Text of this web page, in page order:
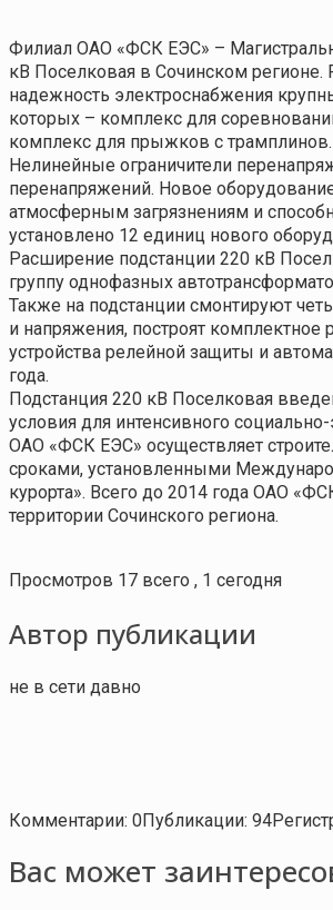
Филиал ОАО «ФСК ЕЭС» –
кВ Поселковая в Сочинском
надежность электроснабжения
которых – комплекс для
комплекс для прыжков с трамплинов.
Нелинейные ограничители
перенапряжений. Новое
атмосферным загрязнениям и
установлено 12 единиц нового
Расширение подстанции 220 кВ
группу однофазных
Также на подстанции смонтируют
и напряжения, построят
устройства релейной защиты и
года.
Подстанция 220 кВ Поселковая
условия для интенсивного
ОАО «ФСК ЕЭС» осуществляет
сроками, установленными
курорта». Всего до 2014 года ОАО
территории Сочинского региона.
Просмотров 17 всего , 1 сегодня
Автор публикации
не в сети давно
Комментарии: 0Публикации: 94
Вас может